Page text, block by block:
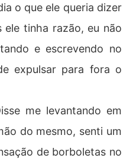
o que ele queria dizer
ele tinha razão, eu não
e escrevendo no
expulsar para fora o
me levantando em
do mesmo, senti um
de borboletas no